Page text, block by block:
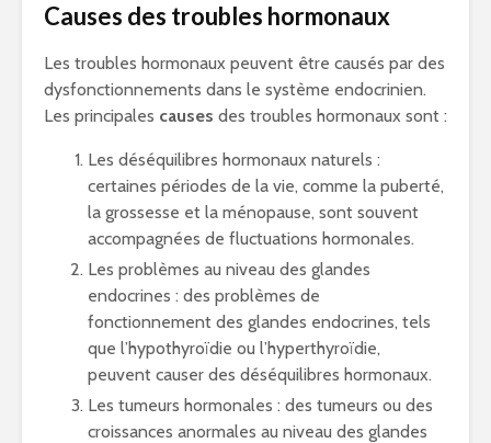
Causes des troubles hormonaux
Les troubles hormonaux peuvent être causés par des
dysfonctionnements dans le système endocrinien.
Les principales causes des troubles hormonaux sont :
Les déséquilibres hormonaux naturels :
certaines périodes de la vie, comme la puberté,
la grossesse et la ménopause, sont souvent
accompagnées de fluctuations hormonales.
Les problèmes au niveau des glandes
endocrines : des problèmes de
fonctionnement des glandes endocrines, tels
que l’hypothyroïdie ou l’hyperthyroïdie,
peuvent causer des déséquilibres hormonaux.
Les tumeurs hormonales : des tumeurs ou des
croissances anormales au niveau des glandes